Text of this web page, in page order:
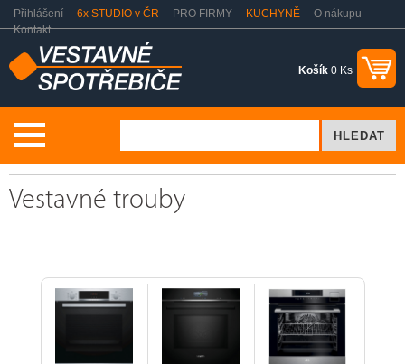
Přihlášení 6x STUDIO v ČR PRO FIRMY KUCHYNĚ
O nákupu
Kontakt
Košík 0 Ks
Vestavné trouby